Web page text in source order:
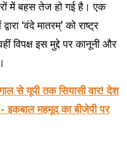
में बहस तेज हो गई है। एक
‘वंदे मातरम्’ को राष्ट्र
विपक्ष इस मुद्दे पर कानूनी और
से यूपी तक सियासी वार! देश
इकबाल महमूद का बीजेपी पर